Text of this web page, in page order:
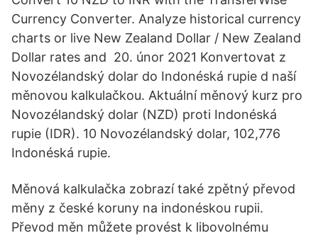
Currency Converter. Analyze historical currency
charts or live New Zealand Dollar / New Zealand
Dollar rates and 20. únor 2021 Konvertovat z
Novozélandský dolar do Indonéská rupie d naší
měnovou kalkulačkou. Aktuální měnový kurz pro
Novozélandský dolar (NZD) proti Indonéská
rupie (IDR). 10 Novozélandský dolar, 102,776
Indonéská rupie.
Měnová kalkulačka zobrazí také zpětný převod
měny z české koruny na indonéskou rupii.
Převod měn můžete provést k libovolnému